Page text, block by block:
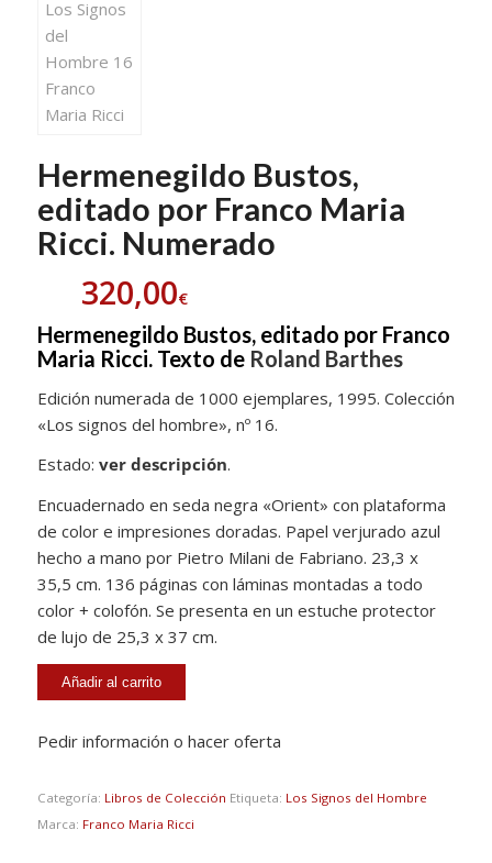
Hermenegildo Bustos,
editado por Franco Maria
Ricci. Numerado
320,00€
Hermenegildo Bustos, editado por Franco
Maria Ricci. Texto deRoland Barthes
Edición numerada de 1000 ejemplares, 1995. Colección
«Los signos del hombre», nº 16.
Estado: ver descripción.
Encuadernado en seda negra «Orient» con plataforma
de color e impresiones doradas. Papel verjurado azul
hecho a mano por Pietro Milani de Fabriano. 23,3 x
35,5 cm. 136 páginas con láminas montadas a todo
color + colofón. Se presenta en un estuche protector
de lujo de 25,3 x 37 cm.
Añadir al carrito
Pedir información o hacer oferta
Categoría: Libros de Colección Etiqueta: Los Signos del Hombre
Marca: Franco Maria Ricci